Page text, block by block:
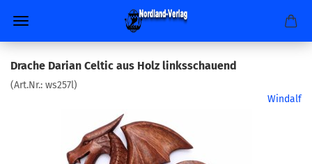
Drache Darian Celtic aus Holz linksschauend
(Art.Nr.: ws257l)
Windalf